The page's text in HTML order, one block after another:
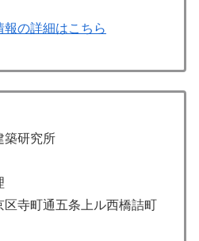
報の詳細はこちら
築研究所
区寺町通五条上ル西橋詰町